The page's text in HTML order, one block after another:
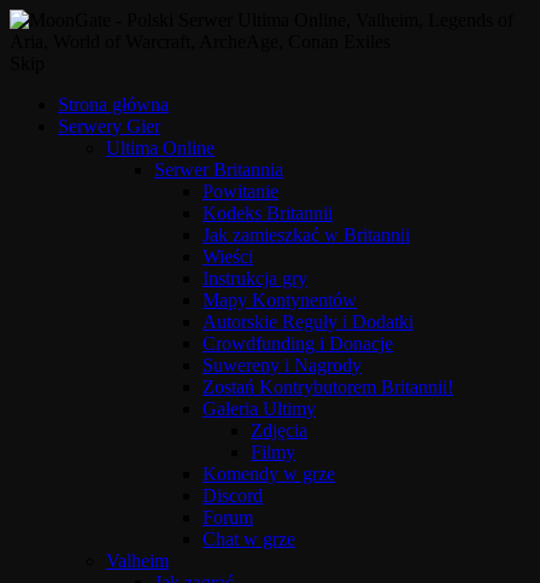
Strona główna
Serwery Gier
Ultima Online
Serwer Britannia
Powitanie
Kodeks Britannii
Jak zamieszkać w Britannii
Wieści
Instrukcja gry
Mapy Kontynentów
Autorskie Reguły i Dodatki
Crowdfunding i Donacje
Suwereny i Nagrody
Zostań Kontrybutorem Britannii!
Galeria Ultimy
Zdjęcia
Filmy
Komendy w grze
Discord
Forum
Chat w grze
Valheim